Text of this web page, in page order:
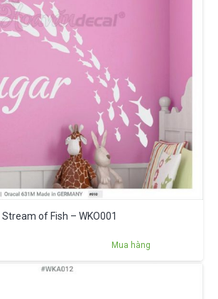
of Fish – WKO001
Mua hàng